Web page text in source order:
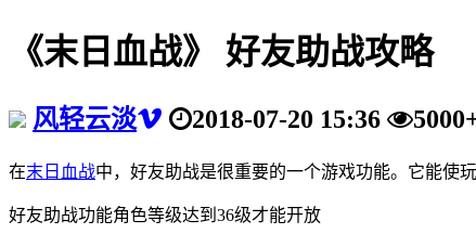
《末日血战》 好友助战攻略
风轻云淡 2018-07-20 15:36
在末日血战中，好友助战是很重要的一个游戏功能。它能使
好友助战功能角色等级达到36级才能开放